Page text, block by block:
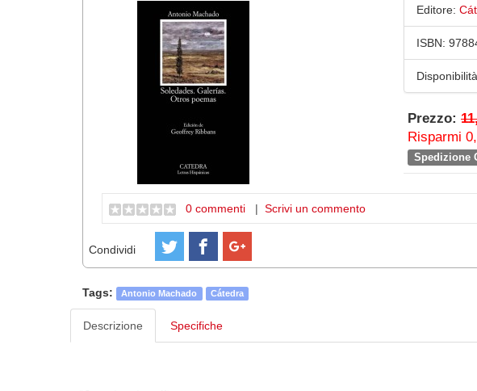
Editore:
ISBN:
Prezzo:
Risparmi
Spedizione
0 commenti | Scrivi un commento
Condividi
Tags: Antonio Machado Cátedra
Descrizione Specifiche